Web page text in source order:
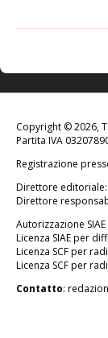
Copyright © 2026,
Partita IVA
Registrazione
Direttore editoriale:
Direttore
Autorizzazione
Licenza SIAE per
Licenza SCF per
Licenza SCF per
Contatto: